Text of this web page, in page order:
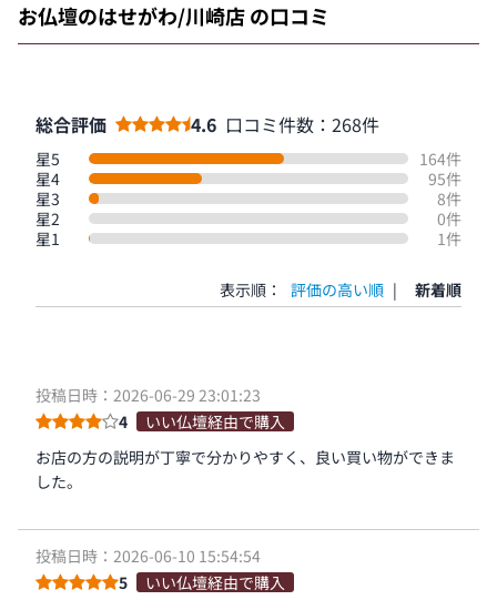
お仏壇のはせがわ/川崎店 の口コミ
総合評価 4.6 口コミ件数：268件
星5
164件
星4
95件
星3
8件
星2
0件
星1
1件
表示順： 評価の高い順 | 新着順
投稿日時：2026-06-29 23:01:23
4
いい仏壇経由で購入
お店の方の説明が丁寧で分かりやすく、良い買い物ができま
した。
投稿日時：2026-06-10 15:54:54
5
いい仏壇経由で購入